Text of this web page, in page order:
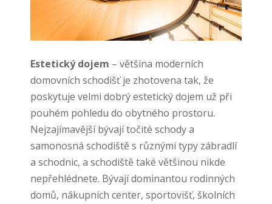
Estetický dojem – většina moderních
domovních schodišť je zhotovena tak, že
poskytuje velmi dobrý estetický dojem už při
pouhém pohledu do obytného prostoru.
Nejzajímavější bývají točité schody a
samonosná schodiště s různými typy zábradlí
a schodnic, a schodiště také většinou nikde
nepřehlédnete. Bývají dominantou rodinných
domů, nákupních center, sportovišť, školních